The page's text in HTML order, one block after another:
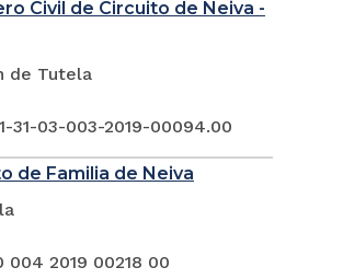
Civil de Circuito de Neiva -
de Tutela
31-03-003-2019-00094.00
de Familia de Neiva
004 2019 00218 00